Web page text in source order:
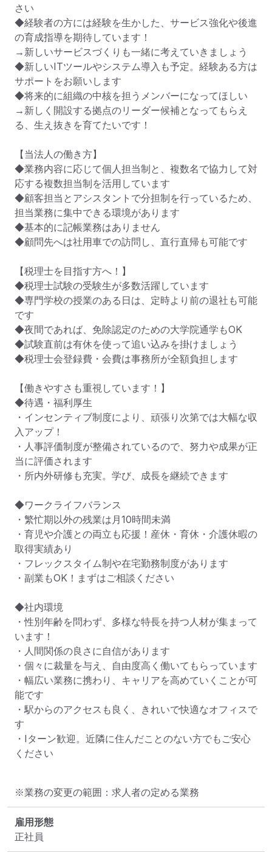
さい
◆経験者の方には経験を生かした、サービス強化や後進
の育成指導を期待しています！
→新しいサービスづくりも一緒に考えていきましょう
◆新しいITツールやシステム導入も予定。経験ある方は
サポートをお願いします
◆将来的に組織の中核を担うメンバーになってほしい
→新しく開設する拠点のリーダー候補となってもらえ
る、生え抜きを育てたいです！
【当法人の働き方】
◆業務内容に応じて個人担当制と、複数名で協力して対
応する複数担当制を活用しています
◆顧客担当とアシスタントで分担制を行っているため、
担当業務に集中できる環境があります
◆基本的に記帳業務はありません
◆顧問先へは社用車での訪問し、直行直帰も可能です
【税理士を目指す方へ！】
◆税理士試験の受験生が多数活躍しています
◆専門学校の授業のある日は、定時より前の退社も可能
です
◆夜間であれば、免除認定のための大学院通学もOK
◆試験直前は有休を使って追い込みを掛けましょう
◆税理士会登録費・会費は事務所が全額負担します
【働きやすさも重視しています！】
◆待遇・福利厚生
・インセンティブ制度により、頑張り次第では大幅な収
入アップ！
・人事評価制度が整備されているので、努力や成果が正
当に評価されます
・所内外研修も充実。学び、成長を継続できます
◆ワークライフバランス
・繁忙期以外の残業は月10時間未満
・育児や介護との両立も応援！産休・育休・介護休暇の
取得実績あり
・フレックスタイム制や在宅勤務制度があります
・副業もOK！まずはご相談ください
◆社内環境
・性別年齢を問わず、多様な特長を持つ人材が集まって
います！
・人間関係の良さに自信があります
・個々に裁量を与え、自由度高く働いてもらっています
・幅広い業務に携わり、キャリアを高めていくことが可
能です
・駅からのアクセスも良く、きれいで快適なオフィスで
す
・Iターン歓迎。近隣に住んだことのない方でもご安心
ください
※業務の変更の範囲：求人者の定める業務
雇用形態
正社員